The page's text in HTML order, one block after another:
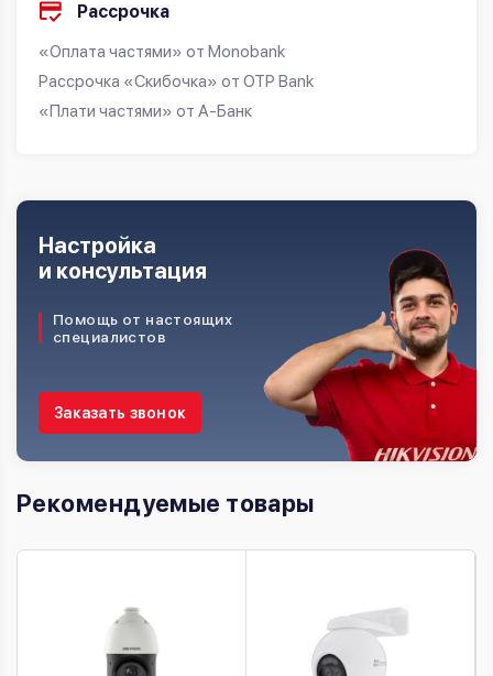
Рассрочка
«Оплата частями» от Monobank
Рассрочка «Скибочка» от OTP Bank
«Плати частями» от А-Банк
Помощь от настоящих
специалистов
Настройка
и консультация
Заказать звонок
Рекомендуемые товары